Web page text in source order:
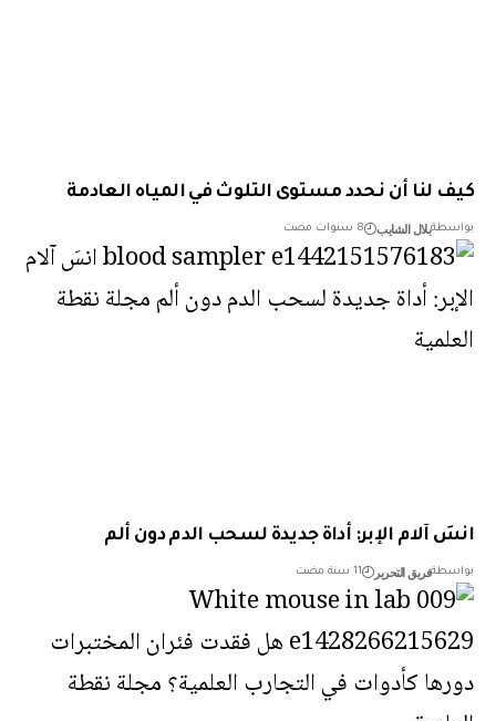
لنا أن نحدد مستوى التلوث في المياه العادمة
بلال الشايب 8 سنوات مضت
آلام الإبر: أداة جديدة لسحب الدم دون ألم
فريق التحرير 11 سنة مضت